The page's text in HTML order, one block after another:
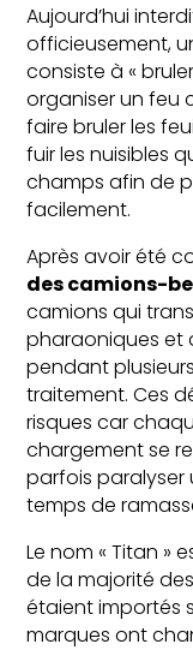
Aujourd’hui
officieusement,
consiste à «
organiser un feu
faire bruler les
fuir les nuisibles
champs afin de
facilement.
Après avoir été
des camions-
camions qui
pharaoniques et
pendant
traitement. Ces
risques car
chargement se
parfois paralyser
temps de
Le nom « Titan »
de la majorité
étaient importés
marques ont